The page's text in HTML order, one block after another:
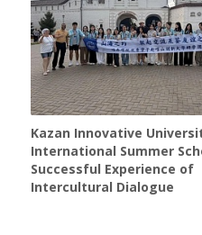
Kazan Innovative
International Summer
Successful Experience of
Intercultural Dialogue